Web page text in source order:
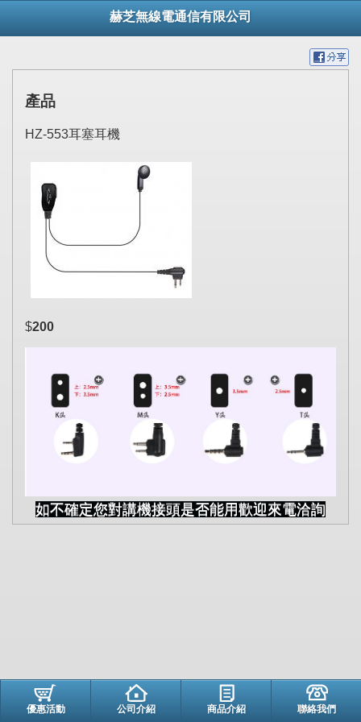
赫芝無線電通信有限公司
產品
HZ-553耳塞耳機
$200
如不確定您對講機接頭是否能用歡迎來電洽詢
優惠活動 公司介紹 商品介紹 聯絡我們